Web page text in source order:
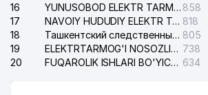
16
YUNUSOBOD ELEKTR TARMOG'I NOSOZLIKLARI XIZMATI 858
17
NAVOIY HUDUDIY ELEKTR TARMOQLARI KORXONASI AJ 818
18
Ташкентский следственный изолятор 805
19
ELEKTRTARMOG'I NOSOZLIKLARINI TO'ZATISH SERGELI XIZMATI 738
20
FUQAROLIK ISHLARI BO'YICHA UCH-TEPA TUMANI SUDI 634